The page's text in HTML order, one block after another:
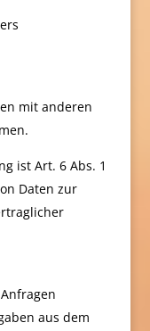
mit anderen
ist Art. 6 Abs. 1
Daten zur
aus dem